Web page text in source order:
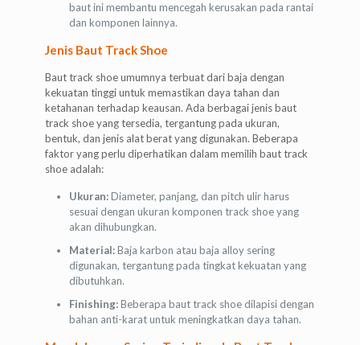
baut ini membantu mencegah kerusakan pada rantai
dan komponen lainnya.
Jenis Baut Track Shoe
Baut track shoe umumnya terbuat dari baja dengan
kekuatan tinggi untuk memastikan daya tahan dan
ketahanan terhadap keausan. Ada berbagai jenis baut
track shoe yang tersedia, tergantung pada ukuran,
bentuk, dan jenis alat berat yang digunakan. Beberapa
faktor yang perlu diperhatikan dalam memilih baut track
shoe adalah:
Ukuran:Diameter, panjang, dan pitch ulir harus
sesuai dengan ukuran komponen track shoe yang
akan dihubungkan.
Material:Baja karbon atau baja alloy sering
digunakan, tergantung pada tingkat kekuatan yang
dibutuhkan.
Finishing:Beberapa baut track shoe dilapisi dengan
bahan anti-karat untuk meningkatkan daya tahan.